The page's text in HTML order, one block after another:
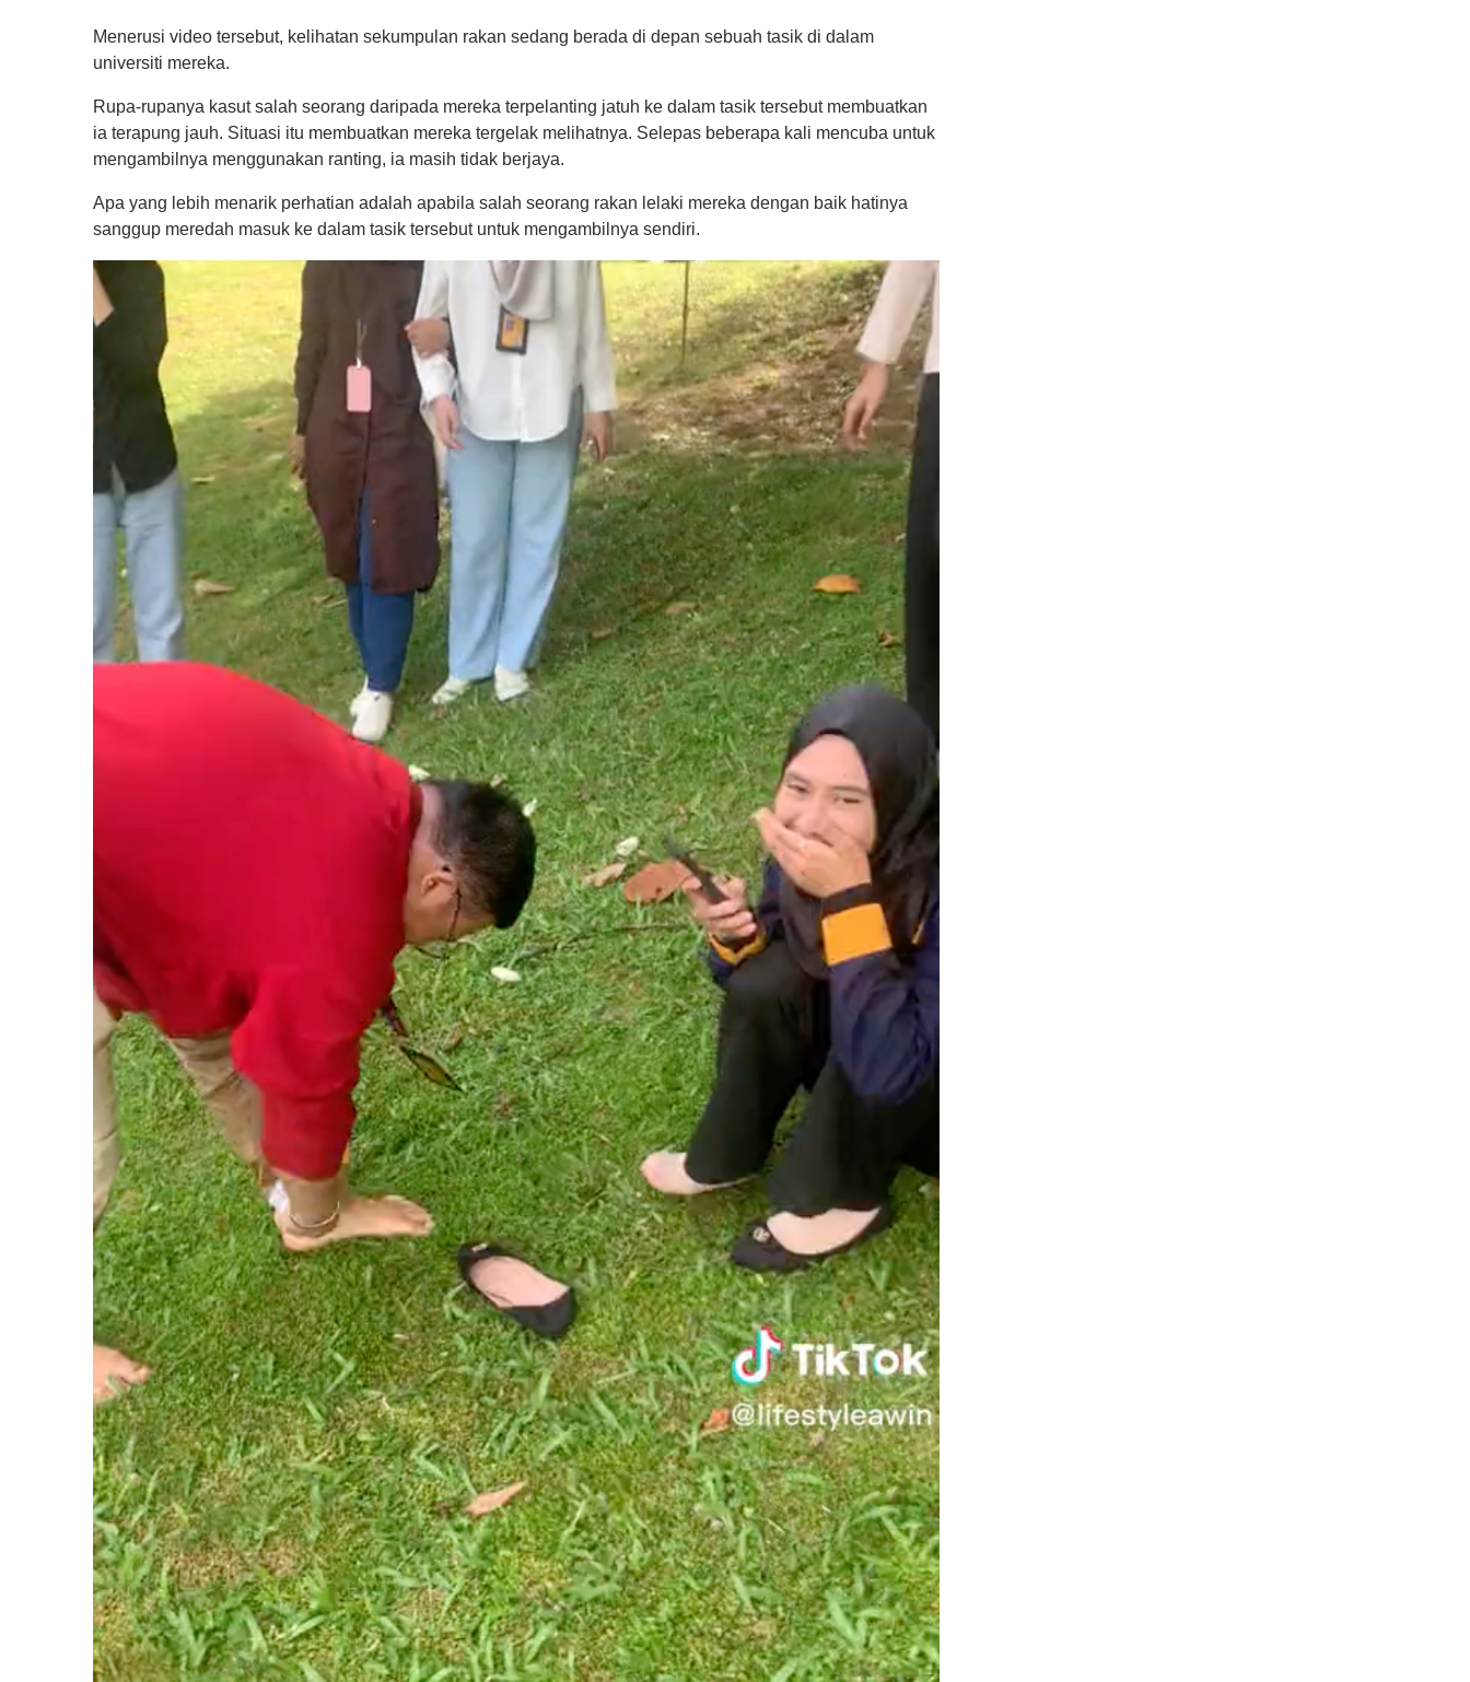
Menerusi video tersebut, kelihatan sekumpulan rakan sedang berada di depan sebuah tasik di dalam
universiti mereka.
Rupa-rupanya kasut salah seorang daripada mereka terpelanting jatuh ke dalam tasik tersebut membuatkan
ia terapung jauh. Situasi itu membuatkan mereka tergelak melihatnya. Selepas beberapa kali mencuba untuk
mengambilnya menggunakan ranting, ia masih tidak berjaya.
Apa yang lebih menarik perhatian adalah apabila salah seorang rakan lelaki mereka dengan baik hatinya
sanggup meredah masuk ke dalam tasik tersebut untuk mengambilnya sendiri.